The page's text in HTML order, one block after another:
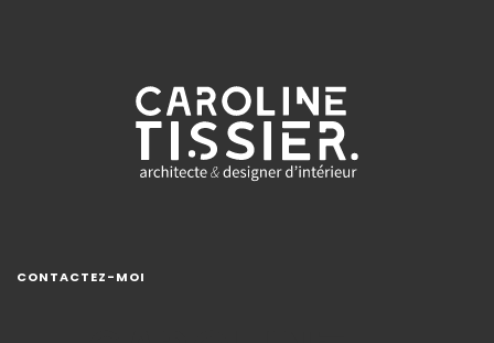
CONTACTEZ-MOI